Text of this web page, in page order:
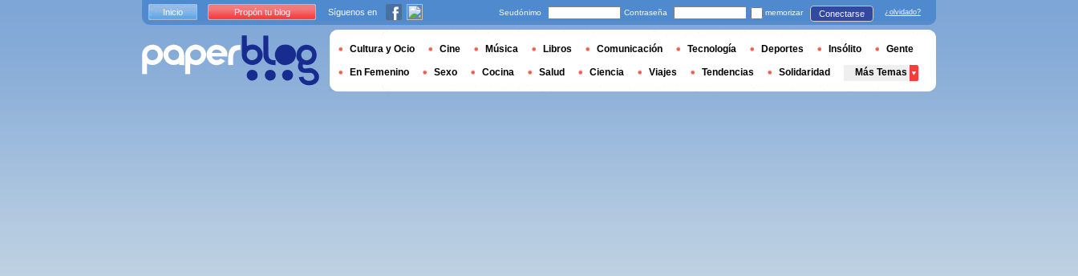
Inicio Propón tu blog Síguenos en Seudónimo Contraseña memorizar Conectarse ¿olvidado?
Cultura y Ocio Cine Música Libros Comunicación Tecnología Deportes Insólito Gente
En Femenino Sexo Cocina Salud Ciencia Viajes Tendencias Solidaridad Más Temas